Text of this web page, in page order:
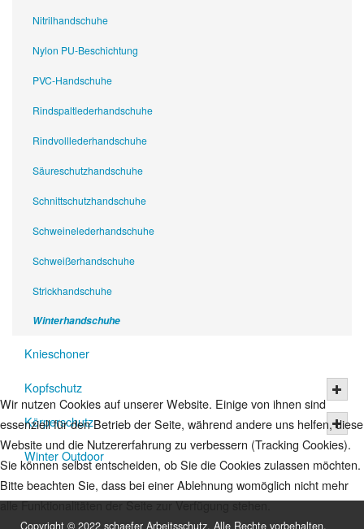
Nitrilhandschuhe
Nylon PU-Beschichtung
PVC-Handschuhe
Rindspaltlederhandschuhe
Rindvolllederhandschuhe
Säureschutzhandschuhe
Schnittschutzhandschuhe
Schweinelederhandschuhe
Schweißerhandschuhe
Strickhandschuhe
Winterhandschuhe
Knieschoner
Kopfschutz
Körperschutz
Winter Outdoor
Copyright © 2022 schaefer Arbeitsschutz. Alle Rechte vorbehalten.
Wir nutzen Cookies auf unserer Website. Einige von ihnen sind
essenziell für den Betrieb der Seite, während andere uns helfen, diese
Website und die Nutzererfahrung zu verbessern (Tracking Cookies).
Sie können selbst entscheiden, ob Sie die Cookies zulassen möchten.
Bitte beachten Sie, dass bei einer Ablehnung womöglich nicht mehr
alle Funktionalitäten der Seite zur Verfügung stehen.